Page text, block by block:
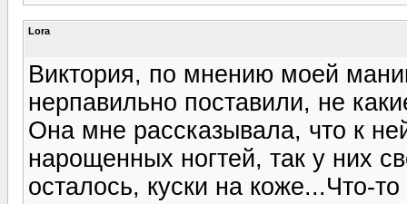
Lora
Виктория, по мнению моей
нерпавильно поставили, не
Она мне рассказывала, что к
нарощенных ногтей, так у них
осталось, куски на коже...Что-